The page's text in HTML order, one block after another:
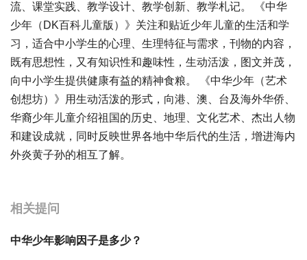
流、课堂实践、教学设计、教学创新、教学札记。 《中华
少年（DK百科儿童版）》关注和贴近少年儿童的生活和学
习，适合中小学生的心理、生理特征与需求，刊物的内容，
既有思想性，又有知识性和趣味性，生动活泼，图文并茂，
向中小学生提供健康有益的精神食粮。 《中华少年（艺术
创想坊）》用生动活泼的形式，向港、澳、台及海外华侨、
华裔少年儿童介绍祖国的历史、地理、文化艺术、杰出人物
和建设成就，同时反映世界各地中华后代的生活，增进海内
外炎黄子孙的相互了解。
相关提问
中华少年影响因子是多少？